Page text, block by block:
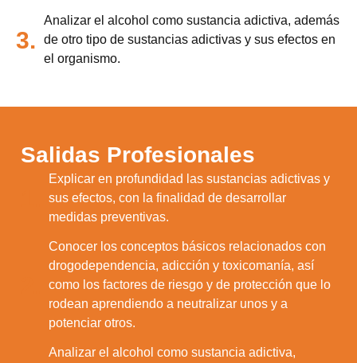
3.
Analizar el alcohol como sustancia adictiva, además
de otro tipo de sustancias adictivas y sus efectos en
el organismo.
Salidas Profesionales
Explicar en profundidad las sustancias adictivas y
sus efectos, con la finalidad de desarrollar
medidas preventivas.
Conocer los conceptos básicos relacionados con
drogodependencia, adicción y toxicomanía, así
como los factores de riesgo y de protección que lo
rodean aprendiendo a neutralizar unos y a
potenciar otros.
Analizar el alcohol como sustancia adictiva,